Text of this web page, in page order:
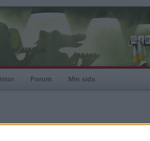
Forum Min sida